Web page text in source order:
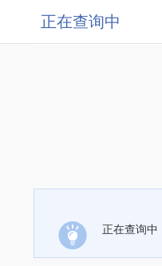
正在查询中
正在查询中